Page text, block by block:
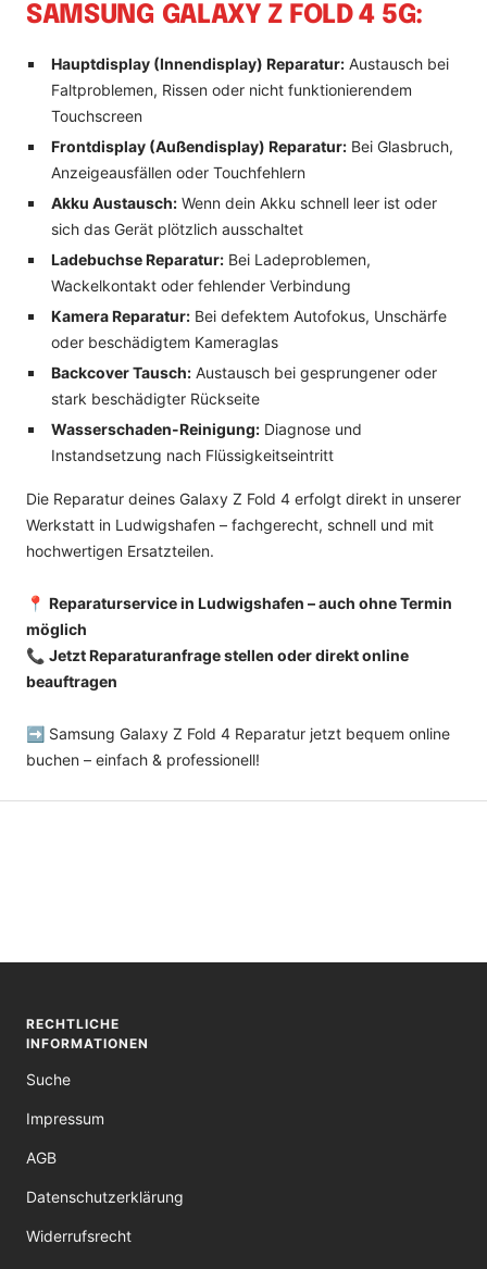
SAMSUNG GALAXY Z FOLD 4 5G:
Hauptdisplay (Innendisplay) Reparatur:Austausch bei
Faltproblemen, Rissen oder nicht funktionierendem
Touchscreen
Frontdisplay (Außendisplay) Reparatur:Bei Glasbruch,
Anzeigeausfällen oder Touchfehlern
Akku Austausch:Wenn dein Akku schnell leer ist oder
sich das Gerät plötzlich ausschaltet
Ladebuchse Reparatur:Bei Ladeproblemen,
Wackelkontakt oder fehlender Verbindung
Kamera Reparatur:Bei defektem Autofokus, Unschärfe
oder beschädigtem Kameraglas
Backcover Tausch:Austausch bei gesprungener oder
stark beschädigter Rückseite
Wasserschaden-Reinigung:Diagnose und
Instandsetzung nach Flüssigkeitseintritt
Die Reparatur deines Galaxy Z Fold 4 erfolgt direkt in unserer
Werkstatt in Ludwigshafen – fachgerecht, schnell und mit
hochwertigen Ersatzteilen.
📍 Reparaturservice in Ludwigshafen – auch ohne Termin
möglich
📞 Jetzt Reparaturanfrage stellen oder direkt online
beauftragen
➡️ Samsung Galaxy Z Fold 4 Reparatur jetzt bequem online
buchen – einfach & professionell!
RECHTLICHE
INFORMATIONEN
Suche
Impressum
AGB
Datenschutzerklärung
Widerrufsrecht